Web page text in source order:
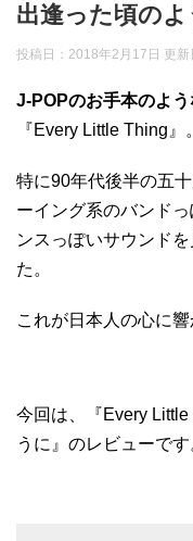
出逢った頃のよ
投稿日：2018年2月17日 更新
J-POPのお手本のよう
『Every Little Thing』。
特に90年代後半の五
ーイング系のバンド
ンスっぽいサウンド
た。
これが日本人の心に
今回は、『Every
うに』のレビューです